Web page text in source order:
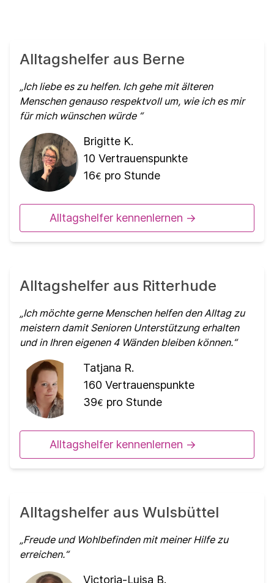
Alltagshelfer aus Berne
Ich liebe es zu helfen. Ich gehe mit älteren
Menschen genauso respektvoll um, wie ich es mir
für mich wünschen würde
Brigitte K.
10 Vertrauenspunkte
16€ pro Stunde
Alltagshelfer kennenlernen ->
Alltagshelfer aus Ritterhude
Ich möchte gerne Menschen helfen den Alltag zu
meistern damit Senioren Unterstützung erhalten
und in Ihren eigenen 4 Wänden bleiben können.
Tatjana R.
160 Vertrauenspunkte
39€ pro Stunde
Alltagshelfer kennenlernen ->
Alltagshelfer aus Wulsbüttel
Freude und Wohlbefinden mit meiner Hilfe zu
erreichen.
Victoria-Luisa B.